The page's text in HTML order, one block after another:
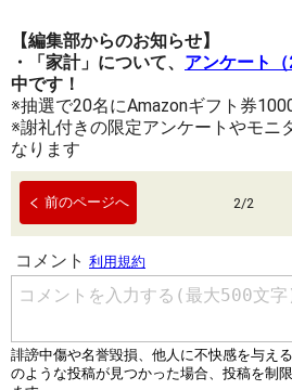
【編集部からのお知らせ】
・「家計」について、 アンケート
中です！
※抽選で20名にAmazonギフト券
※謝礼付きの限定アンケートやモニ
なります
前のページへ 2/2